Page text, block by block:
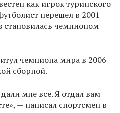
как игрок туринского
перешел в 2001
становилась чемпионом
чемпиона мира в 2006
сборной.
мне все. Я отдал вам
— написал спортсмен в